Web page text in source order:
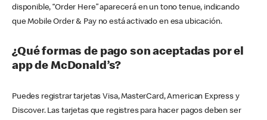
disponible, “Order Here” aparecerá en un tono tenue, indicando
que Mobile Order & Pay no está activado en esa ubicación.
¿Qué formas de pago son aceptadas por el
app de McDonald’s?
Puedes registrar tarjetas Visa, MasterCard, American Express y
Discover. Las tarjetas que registres para hacer pagos deben ser